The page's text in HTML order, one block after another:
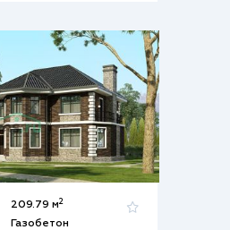
209.79 м2
Газобетон